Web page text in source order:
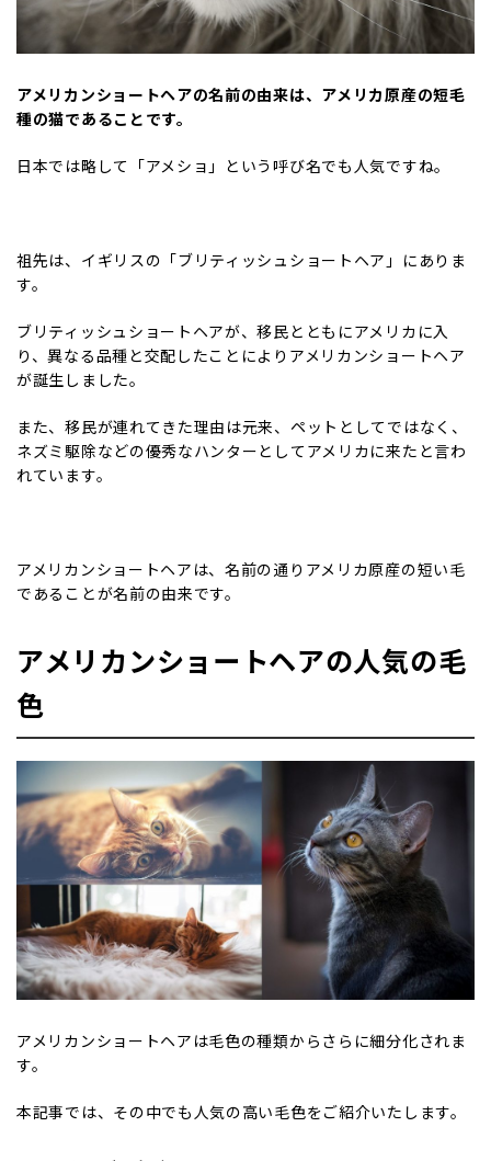
アメリカンショートヘアの名前の由来は、アメリカ原産の短毛
種の猫であることです。
日本では略して「アメショ」という呼び名でも人気ですね。
祖先は、イギリスの「ブリティッシュショートヘア」にありま
す。
ブリティッシュショートヘアが、移民とともにアメリカに入
り、異なる品種と交配したことによりアメリカンショートヘア
が誕生しました。
また、移民が連れてきた理由は元来、ペットとしてではなく、
ネズミ駆除などの優秀なハンターとしてアメリカに来たと言わ
れています。
アメリカンショートヘアは、名前の通りアメリカ原産の短い毛
であることが名前の由来です。
アメリカンショートヘアの人気の毛
色
アメリカンショートヘアは毛色の種類からさらに細分化されま
す。
本記事では、その中でも人気の高い毛色をご紹介いたします。